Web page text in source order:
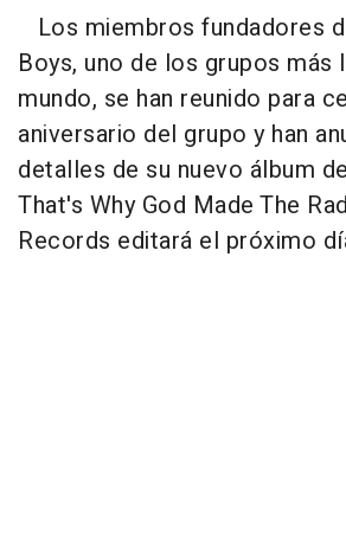
Los miembros fundadores
Boys, uno de los grupos más
mundo, se han reunido para
aniversario del grupo y han
detalles de su nuevo álbum
That's Why God Made The
Records editará el próximo